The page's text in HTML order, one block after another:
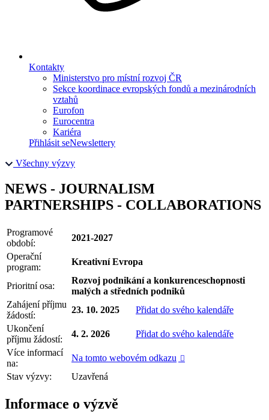
Kontakty
Ministerstvo pro místní rozvoj ČR
Sekce koordinace evropských fondů a mezinárodních
vztahů
Eurofon
Eurocentra
Kariéra
Přihlásit seNewslettery
Všechny výzvy
NEWS - JOURNALISM
PARTNERSHIPS - COLLABORATIONS
Programové
období:
2021-2027
Operační
program:
Kreativní Evropa
Prioritní osa:
Rozvoj podnikání a konkurenceschopnosti
malých a středních podniků
Zahájení příjmu
žádostí:
23. 10. 2025
Přidat do svého kalendáře
Ukončení
příjmu žádostí:
4. 2. 2026
Přidat do svého kalendáře
Více informací
na:
Na tomto webovém odkazu 
Stav výzvy: Uzavřená
Informace o výzvě